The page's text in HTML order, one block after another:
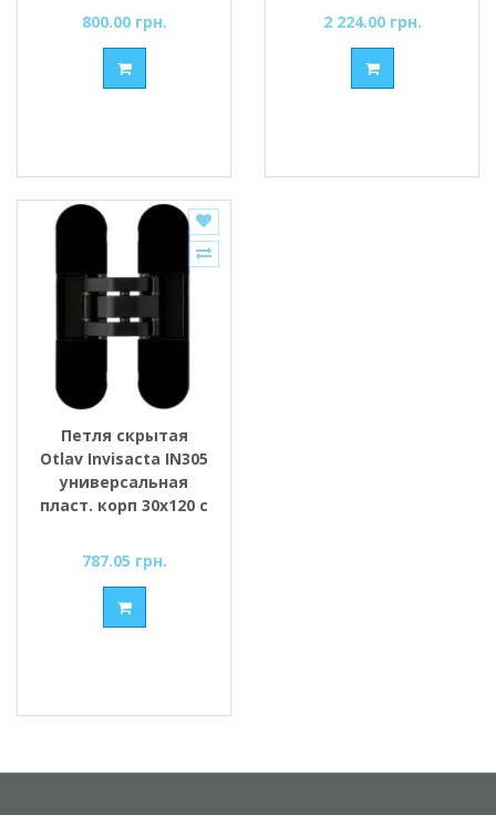
матовый
800.00 грн.
2 224.00 грн.
Петля скрытая
Otlav Invisacta IN305
универсальная
пласт. корп 30x120 с
черный матовый
787.05 грн.